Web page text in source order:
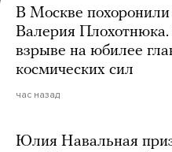
В Москве
Валерия Плохотнюка.
взрыве на юбилее
космических сил
час назад
Юлия Навальная